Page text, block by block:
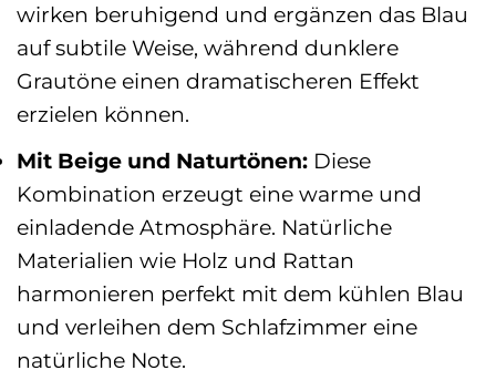
wirken beruhigend und ergänzen das Blau
auf subtile Weise, während dunklere
Grautöne einen dramatischeren Effekt
erzielen können.
Mit Beige und Naturtönen: Diese
Kombination erzeugt eine warme und
einladende Atmosphäre. Natürliche
Materialien wie Holz und Rattan
harmonieren perfekt mit dem kühlen Blau
und verleihen dem Schlafzimmer eine
natürliche Note.